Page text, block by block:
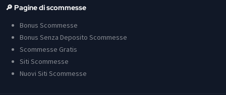
🔎 Pagine di scommesse
Bonus Scommesse
Bonus Senza Deposito Scommesse
Scommesse Gratis
Siti Scommesse
Nuovi Siti Scommesse